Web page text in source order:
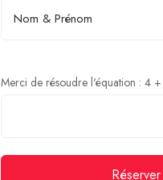
Merci de résoudre l'équation : 4
Réserver